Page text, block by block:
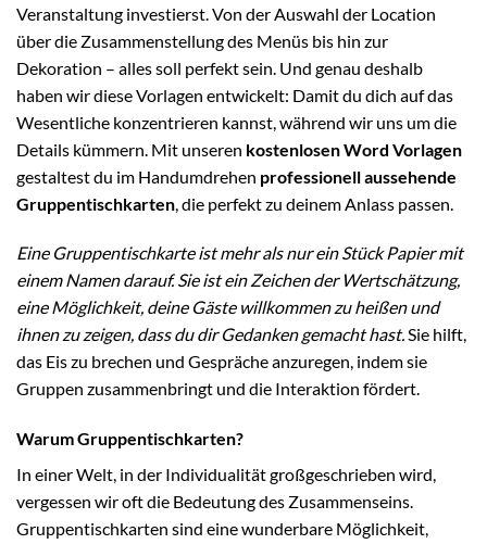
Veranstaltung investierst. Von der Auswahl der Location
über die Zusammenstellung des Menüs bis hin zur
Dekoration – alles soll perfekt sein. Und genau deshalb
haben wir diese Vorlagen entwickelt: Damit du dich auf das
Wesentliche konzentrieren kannst, während wir uns um die
Details kümmern. Mit unseren kostenlosen Word Vorlagen
gestaltest du im Handumdrehen professionell aussehende
Gruppentischkarten , die perfekt zu deinem Anlass passen.
Eine Gruppentischkarte ist mehr als nur ein Stück Papier mit
einem Namen darauf. Sie ist ein Zeichen der Wertschätzung,
eine Möglichkeit, deine Gäste willkommen zu heißen und
ihnen zu zeigen, dass du dir Gedanken gemacht hast.Sie hilft,
das Eis zu brechen und Gespräche anzuregen, indem sie
Gruppen zusammenbringt und die Interaktion fördert.
Warum Gruppentischkarten?
In einer Welt, in der Individualität großgeschrieben wird,
vergessen wir oft die Bedeutung des Zusammenseins.
Gruppentischkarten sind eine wunderbare Möglichkeit,